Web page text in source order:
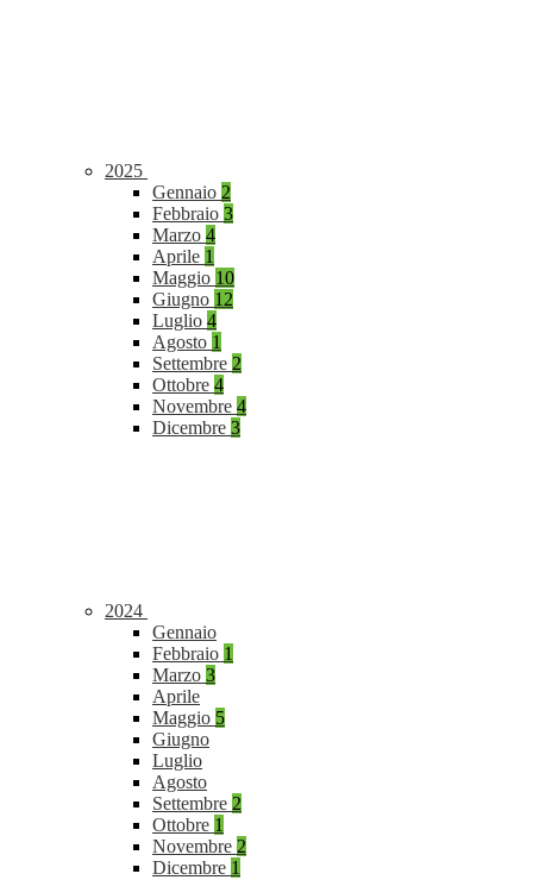
2025
Gennaio 2
Febbraio 3
Marzo 4
Aprile 1
Maggio 10
Giugno 12
Luglio 4
Agosto 1
Settembre 2
Ottobre 4
Novembre 4
Dicembre 3
2024
Gennaio
Febbraio 1
Marzo 3
Aprile
Maggio 5
Giugno
Luglio
Agosto
Settembre 2
Ottobre 1
Novembre 2
Dicembre 1